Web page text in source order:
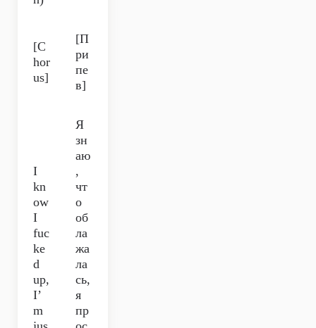
[C
hor
us]
[П
ри
пе
в]
I
kn
ow
I
fuc
ke
d
up,
I’
m
Я
зн
аю
,
чт
о
об
ла
жа
ла
сь,
я
пр